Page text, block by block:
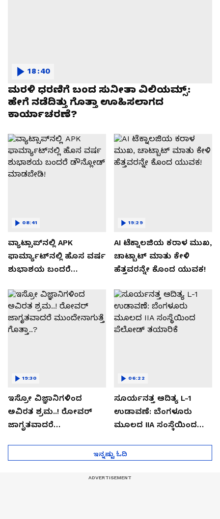
ಮರಳಿ ಧರಣಿಗೆ ಬಂದ ಸುನೀತಾ ವಿಲಿಯಮ್ಸ್:
ಹೇಗೆ ನಡೆದಿತ್ತು ಗೊತ್ತಾ ಊಹಿಸಲಾಗದ
ಕಾರ್ಯಾಚರಣೆ?
18:40
ವ್ಯಾಟ್ಸಾಪ್‌ನಲ್ಲಿ APK
ಫಾರ್ಮ್ಯಾಟ್‌ನಲ್ಲಿ ಹೊಸ ವರ್ಷ
ಶುಭಾಶಯ ಬಂದರೆ
08:41
AI ಟೆಕ್ನಾಲಜಿಯ ಕರಾಳ ಮುಖ,
ಚಾಟ್ಬಾಟ್ ಮಾತು ಕೇಳಿ
ಹೆತ್ತವರನ್ನೇ ಕೊಂದ ಯುವಕ!
19:29
ಇಸ್ರೋ ವಿಜ್ಞಾನಿಗಳಿಂದ
ಅವಿರತ ಶ್ರಮ..! ರೋವರ್
ಜಾಗೃತವಾದರೆ
19:30
ಸೂರ್ಯನತ್ತ ಆದಿತ್ಯ L-1
ಉಡಾವಣೆ: ಬೆಂಗಳೂರು
ಮೂಲದ IIA ಸಂಸ್ಥೆಯಿಂದ
06:22
ಇನ್ನಷ್ಟು ಓದಿ